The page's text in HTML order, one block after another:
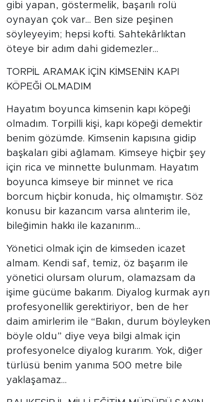
gibi yapan, göstermelik, başarılı rolü
oynayan çok var... Ben size peşinen
söyleyeyim; hepsi kofti. Sahtekârlıktan
öteye bir adım dahi gidemezler...
TORPİL ARAMAK İÇİN KİMSENİN KAPI
KÖPEĞİ OLMADIM
Hayatım boyunca kimsenin kapı köpeği
olmadım. Torpilli kişi, kapı köpeği demektir
benim gözümde. Kimsenin kapısına gidip
başkaları gibi ağlamam. Kimseye hiçbir şey
için rica ve minnette bulunmam. Hayatım
boyunca kimseye bir minnet ve rica
borcum hiçbir konuda, hiç olmamıştır. Söz
konusu bir kazancım varsa alınterim ile,
bileğimin hakkı ile kazanırım...
Yönetici olmak için de kimseden icazet
almam. Kendi saf, temiz, öz başarım ile
yönetici olursam olurum, olamazsam da
işime gücüme bakarım. Diyalog kurmak ayrı
profesyonellik gerektiriyor, ben de her
daim amirlerim ile “Bakın, durum böyleyken
böyle oldu” diye veya bilgi almak için
profesyonelce diyalog kurarım. Yok, diğer
türlüsü benim yanıma 500 metre bile
yaklaşamaz...